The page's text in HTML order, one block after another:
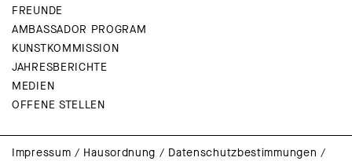
FREUNDE
AMBASSADOR PROGRAM
KUNSTKOMMISSION
JAHRESBERICHTE
MEDIEN
OFFENE STELLEN
Impressum / Hausordnung / Datenschutzbestimmungen /